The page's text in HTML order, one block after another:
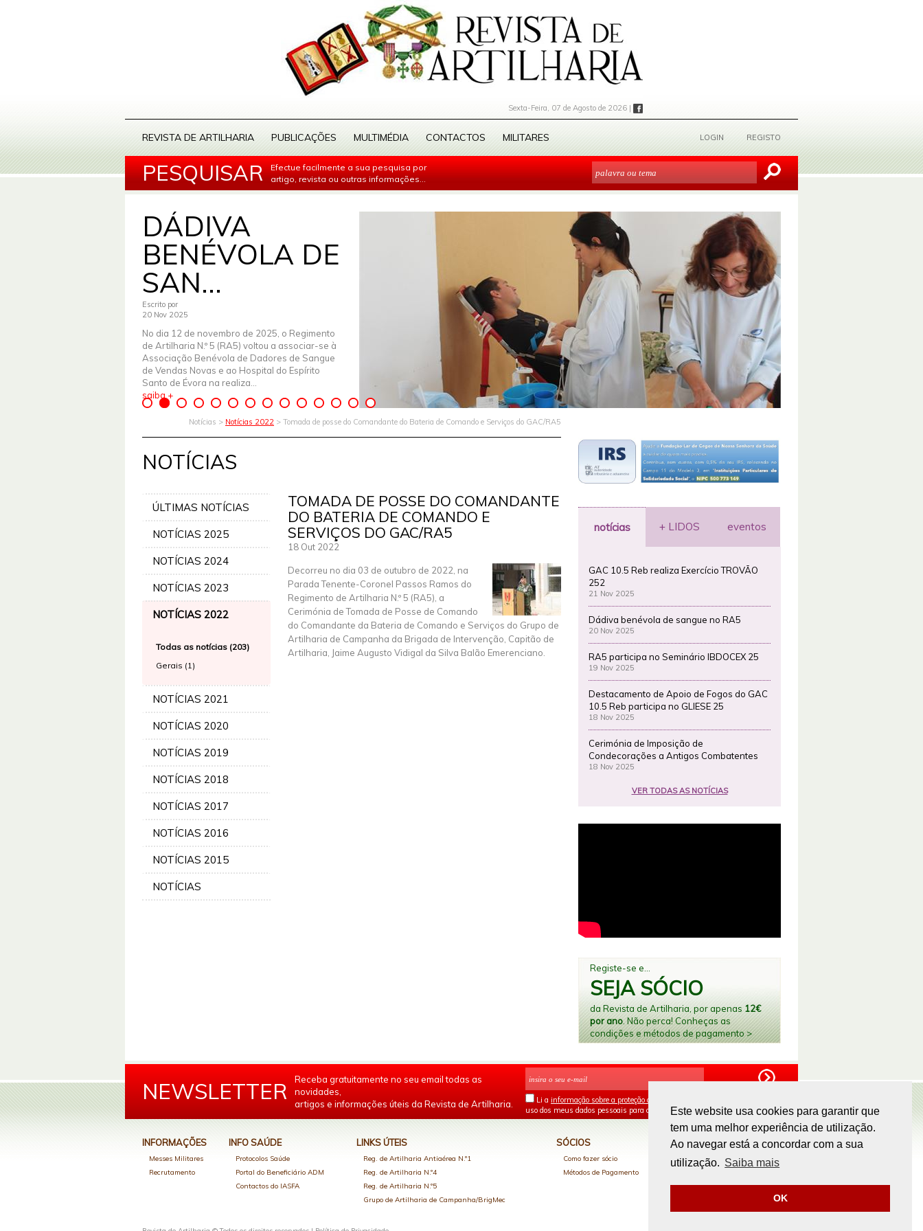
Este website usa cookies para garantir que
tem uma melhor experiência de utilização.
Ao navegar está a concordar com a sua
utilização. Saiba mais
OK
Sexta-Feira, 07 de Agosto de 2026 |
REVISTA DE ARTILHARIA PUBLICAÇÕES MULTIMÉDIA CONTACTOS MILITARES LOGIN REGISTO
PESQUISAR
Efectue facilmente a sua pesquisa por
artigo, revista ou outras informações...
DÁDIVA
BENÉVOLA DE
SAN...
Escrito por
20 Nov 2025
No dia 12 de novembro de 2025, o Regimento
de Artilharia N.º 5 (RA5) voltou a associar-se à
Associação Benévola de Dadores de Sangue
de Vendas Novas e ao Hospital do Espírito
Santo de Évora na realiza...
saiba +
Notícias > Notícias 2022 > Tomada de posse do Comandante do Bateria de Comando e Serviços do GAC/RA5
NOTÍCIAS
ÚLTIMAS NOTÍCIAS
NOTÍCIAS 2025
NOTÍCIAS 2024
NOTÍCIAS 2023
NOTÍCIAS 2022
Todas as notícias (203)
Gerais (1)
NOTÍCIAS 2021
NOTÍCIAS 2020
NOTÍCIAS 2019
NOTÍCIAS 2018
NOTÍCIAS 2017
NOTÍCIAS 2016
NOTÍCIAS 2015
NOTÍCIAS
TOMADA DE POSSE DO COMANDANTE
DO BATERIA DE COMANDO E
SERVIÇOS DO GAC/RA5
18 Out 2022
Decorreu no dia 03 de outubro de 2022, na
Parada Tenente-Coronel Passos Ramos do
Regimento de Artilharia N.º 5 (RA5), a
Cerimónia de Tomada de Posse de Comando
do Comandante da Bateria de Comando e Serviços do Grupo de
Artilharia de Campanha da Brigada de Intervenção, Capitão de
Artilharia, Jaime Augusto Vidigal da Silva Balão Emerenciano.
notícias + LIDOS eventos
GAC 10.5 Reb realiza Exercício TROVÃO
252
21 Nov 2025
Dádiva benévola de sangue no RA5
20 Nov 2025
RA5 participa no Seminário IBDOCEX 25
19 Nov 2025
Destacamento de Apoio de Fogos do GAC
10.5 Reb participa no GLIESE 25
18 Nov 2025
Cerimónia de Imposição de
Condecorações a Antigos Combatentes
18 Nov 2025
VER TODAS AS NOTÍCIAS
Registe-se e...
SEJA SÓCIO
da Revista de Artilharia, por apenas 12€
por ano. Não perca! Conheças as
condições e métodos de pagamento >
NEWSLETTER
Receba gratuitamente no seu email todas as
novidades,
artigos e informações úteis da Revista de Artilharia.
Li a informação sobre a proteção de dados
uso dos meus dados pessoais para os fins mencionados.
INFORMAÇÕES
Messes Militares
Recrutamento
INFO SAÚDE
Protocolos Saúde
Portal do Beneficiário ADM
Contactos do IASFA
LINKS ÚTEIS
Reg. de Artilharia Antiaérea N.º1
Reg. de Artilharia N.º4
Reg. de Artilharia N.º5
Grupo de Artilharia de Campanha/BrigMec
SÓCIOS
Como fazer sócio
Métodos de Pagamento
PAGAMENTOS ONLINE